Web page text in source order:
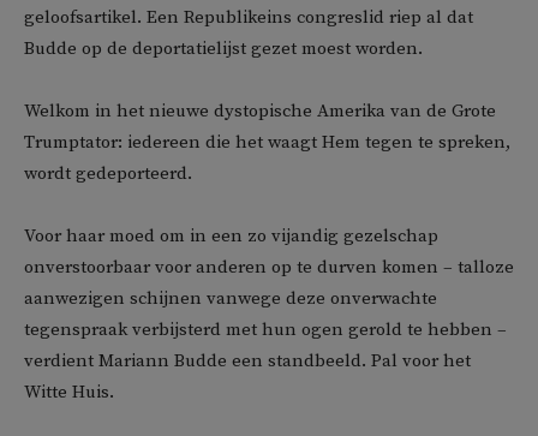
geloofsartikel. Een Republikeins congreslid riep al dat
Budde op de deportatielijst gezet moest worden.
Welkom in het nieuwe dystopische Amerika van de Grote
Trumptator: iedereen die het waagt Hem tegen te spreken,
wordt gedeporteerd.
Voor haar moed om in een zo vijandig gezelschap
onverstoorbaar voor anderen op te durven komen – talloze
aanwezigen schijnen vanwege deze onverwachte
tegenspraak verbijsterd met hun ogen gerold te hebben –
verdient Mariann Budde een standbeeld. Pal voor het
Witte Huis.